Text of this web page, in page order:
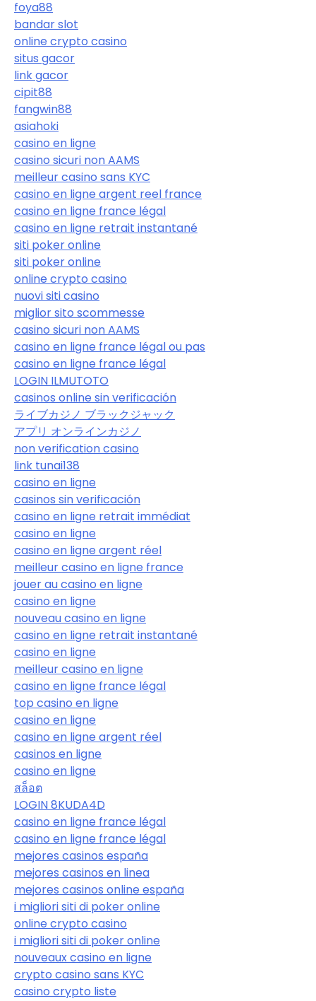
foya88
bandar slot
online crypto casino
situs gacor
link gacor
cipit88
fangwin88
asiahoki
casino en ligne
casino sicuri non AAMS
meilleur casino sans KYC
casino en ligne argent reel france
casino en ligne france légal
casino en ligne retrait instantané
siti poker online
siti poker online
online crypto casino
nuovi siti casino
miglior sito scommesse
casino sicuri non AAMS
casino en ligne france légal ou pas
casino en ligne france légal
LOGIN ILMUTOTO
casinos online sin verificación
ライブカジノ ブラックジャック
アプリ オンラインカジノ
non verification casino
link tunai138
casino en ligne
casinos sin verificación
casino en ligne retrait immédiat
casino en ligne
casino en ligne argent réel
meilleur casino en ligne france
jouer au casino en ligne
casino en ligne
nouveau casino en ligne
casino en ligne retrait instantané
casino en ligne
meilleur casino en ligne
casino en ligne france légal
top casino en ligne
casino en ligne
casino en ligne argent réel
casinos en ligne
casino en ligne
สล็อต
LOGIN 8KUDA4D
casino en ligne france légal
casino en ligne france légal
mejores casinos españa
mejores casinos en linea
mejores casinos online españa
i migliori siti di poker online
online crypto casino
i migliori siti di poker online
nouveaux casino en ligne
crypto casino sans KYC
casino crypto liste